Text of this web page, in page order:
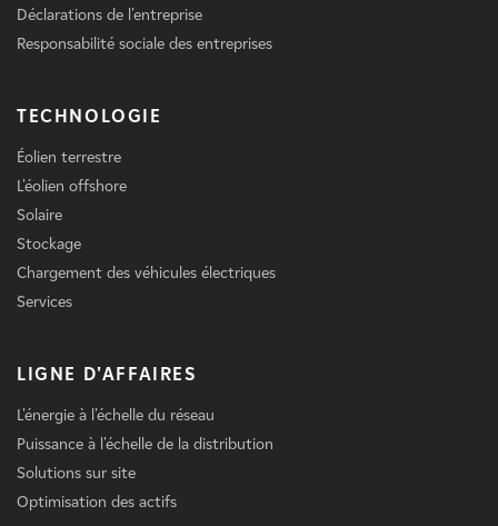
Déclarations de l'entreprise
Responsabilité sociale des entreprises
TECHNOLOGIE
Éolien terrestre
L'éolien offshore
Solaire
Stockage
Chargement des véhicules électriques
Services
LIGNE D'AFFAIRES
L'énergie à l'échelle du réseau
Puissance à l'échelle de la distribution
Solutions sur site
Optimisation des actifs